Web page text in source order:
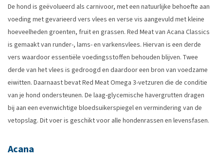
De hond is geëvolueerd als carnivoor, met een natuurlijke behoefte aan
voeding met gevarieerd vers vlees en verse vis aangevuld met kleine
hoeveelheden groenten, fruit en grassen. Red Meat van Acana Classics
is gemaakt van runder-, lams- en varkensvlees. Hiervan is een derde
vers waardoor essentiële voedingsstoffen behouden blijven. Twee
derde van het vlees is gedroogd en daardoor een bron van voedzame
eiwitten. Daarnaast bevat Red Meat Omega 3-vetzuren die de conditie
van je hond ondersteunen. De laag-glycemische havergrutten dragen
bij aan een evenwichtige bloedsuikerspiegel en vermindering van de
vetopslag. Dit voer is geschikt voor alle hondenrassen en levensfasen.
Acana